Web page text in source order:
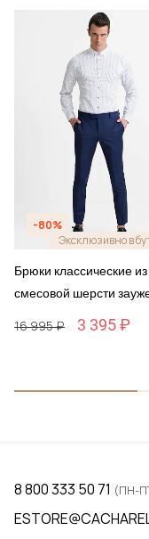
-80%
Эксклюзивно в
Брюки классические из
смесовой шерсти
16 995 ₽ 3 395 ₽
8 800 333 50 71 (ПН-